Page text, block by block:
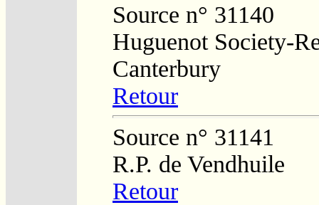
Source n° 31140
Huguenot Society-
Canterbury
Retour
Source n° 31141
R.P. de Vendhuile
Retour